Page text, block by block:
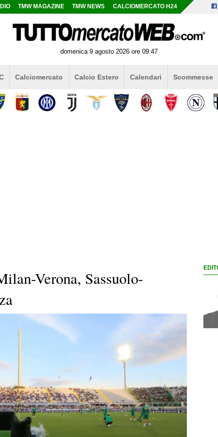
TMW MAGAZINE TMW NEWS CALCIOMERCATO H24
domenica 9 agosto 2026 ore 09:47
Calciomercato Calcio Estero Calendari Scommesse
Verona, Sassuolo-